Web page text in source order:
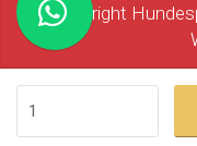
© Copyright